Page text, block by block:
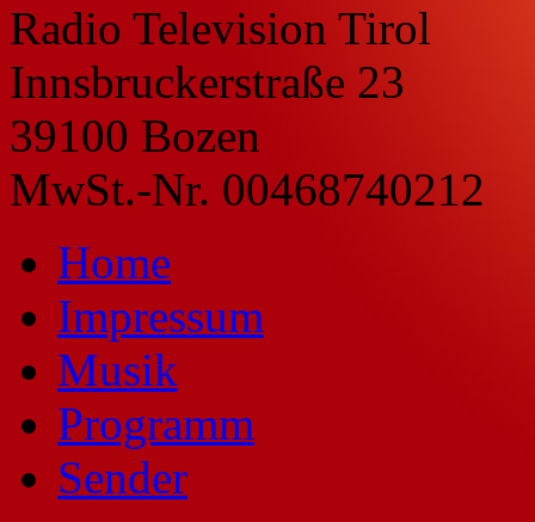
Radio Television Tirol
Innsbruckerstraße 23
39100 Bozen
MwSt.-Nr. 00468740212
Home
Impressum
Musik
Programm
Sender